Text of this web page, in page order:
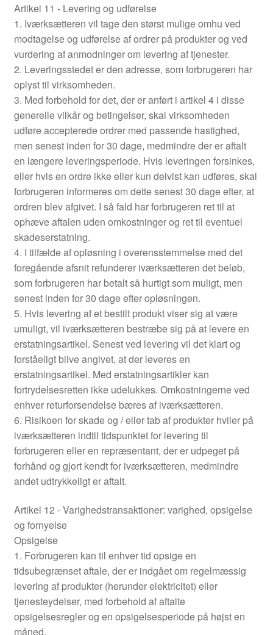
Artikel 11 - Levering og udførelse
1. Iværksætteren vil tage den størst mulige omhu ved
modtagelse og udførelse af ordrer på produkter og ved
vurdering af anmodninger om levering af tjenester.
2. Leveringsstedet er den adresse, som forbrugeren har
oplyst til virksomheden.
3. Med forbehold for det, der er anført i artikel 4 i disse
generelle vilkår og betingelser, skal virksomheden
udføre accepterede ordrer med passende hastighed,
men senest inden for 30 dage, medmindre der er aftalt
en længere leveringsperiode. Hvis leveringen forsinkes,
eller hvis en ordre ikke eller kun delvist kan udføres, skal
forbrugeren informeres om dette senest 30 dage efter, at
ordren blev afgivet. I så fald har forbrugeren ret til at
ophæve aftalen uden omkostninger og ret til eventuel
skadeserstatning.
4. I tilfælde af opløsning i overensstemmelse med det
foregående afsnit refunderer iværksætteren det beløb,
som forbrugeren har betalt så hurtigt som muligt, men
senest inden for 30 dage efter opløsningen.
5. Hvis levering af et bestilt produkt viser sig at være
umuligt, vil iværksætteren bestræbe sig på at levere en
erstatningsartikel. Senest ved levering vil det klart og
forståeligt blive angivet, at der leveres en
erstatningsartikel. Med erstatningsartikler kan
fortrydelsesretten ikke udelukkes. Omkostningerne ved
enhver returforsendelse bæres af iværksætteren.
6. Risikoen for skade og / eller tab af produkter hviler på
iværksætteren indtil tidspunktet for levering til
forbrugeren eller en repræsentant, der er udpeget på
forhånd og gjort kendt for iværksætteren, medmindre
andet udtrykkeligt er aftalt.
Artikel 12 - Varighedstransaktioner: varighed, opsigelse
og fornyelse
Opsigelse
1. Forbrugeren kan til enhver tid opsige en
tidsubegrænset aftale, der er indgået om regelmæssig
levering af produkter (herunder elektricitet) eller
tjenesteydelser, med forbehold af aftalte
opsigelsesregler og en opsigelsesperiode på højst en
måned.